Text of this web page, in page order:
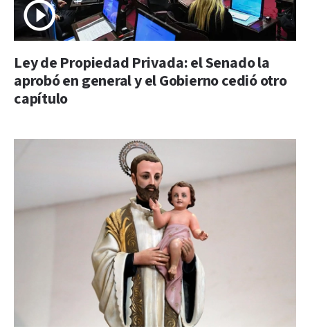
Ley de Propiedad Privada: el Senado la
aprobó en general y el Gobierno cedió otro
capítulo